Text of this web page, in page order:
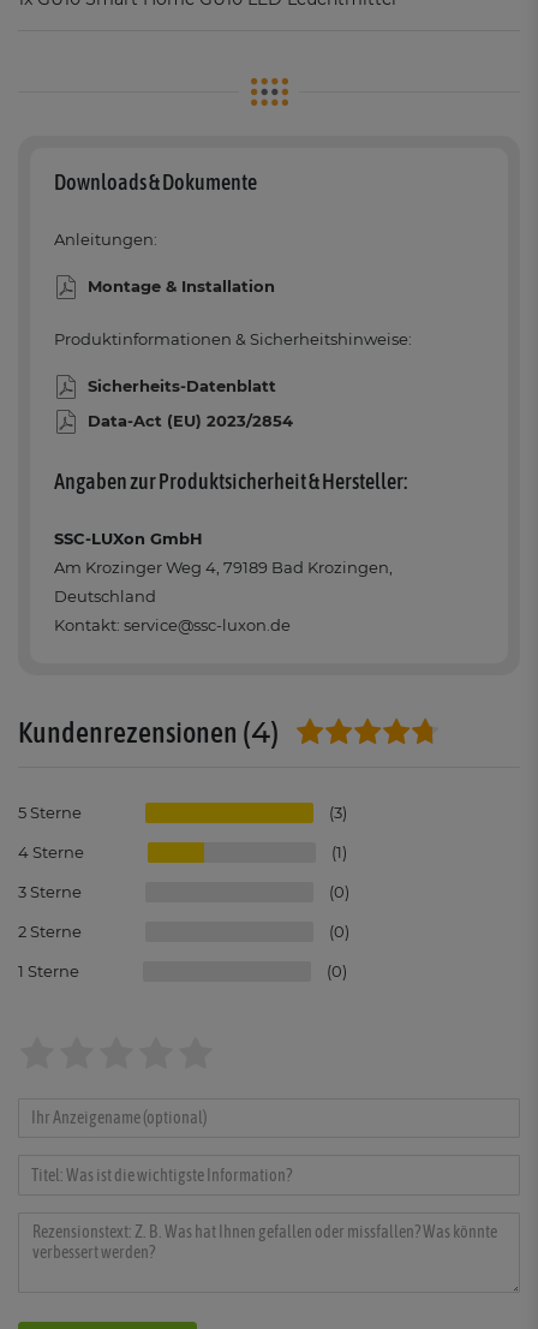
Downloads & Dokumente
Anleitungen:
Montage & Installation
Produktinformationen & Sicherheitshinweise:
Sicherheits-Datenblatt
Data-Act (EU) 2023/2854
Angaben zur Produktsicherheit & Hersteller:
SSC-LUXon GmbH
Am Krozinger Weg 4, 79189 Bad Krozingen,
Deutschland
Kontakt: service@ssc-luxon.de
Kundenrezensionen (4)
5 3
4 1
3 0
2 0
1 0